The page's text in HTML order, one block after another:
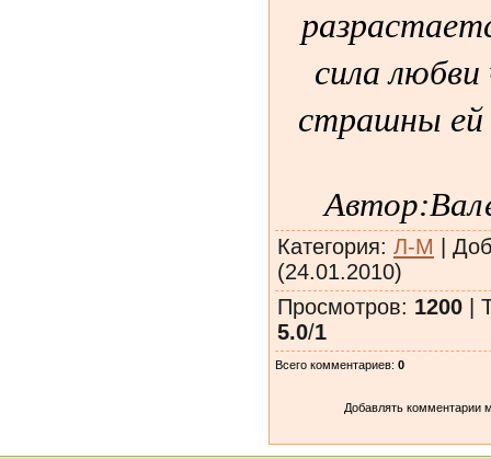
сила
страшны ей
Категория: Л-М |
(24.01.2010)
Просмотров: 1200 |
5.0/1
Всего комментариев: 0
Добавлять комментарии